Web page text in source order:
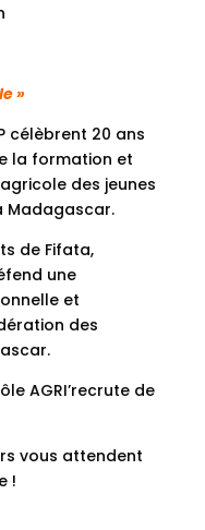
»
célèbrent 20 ans
la formation et
des jeunes
Madagascar.
de Fifata,
une
et
des
AGRI’recrute de
vous attendent
!